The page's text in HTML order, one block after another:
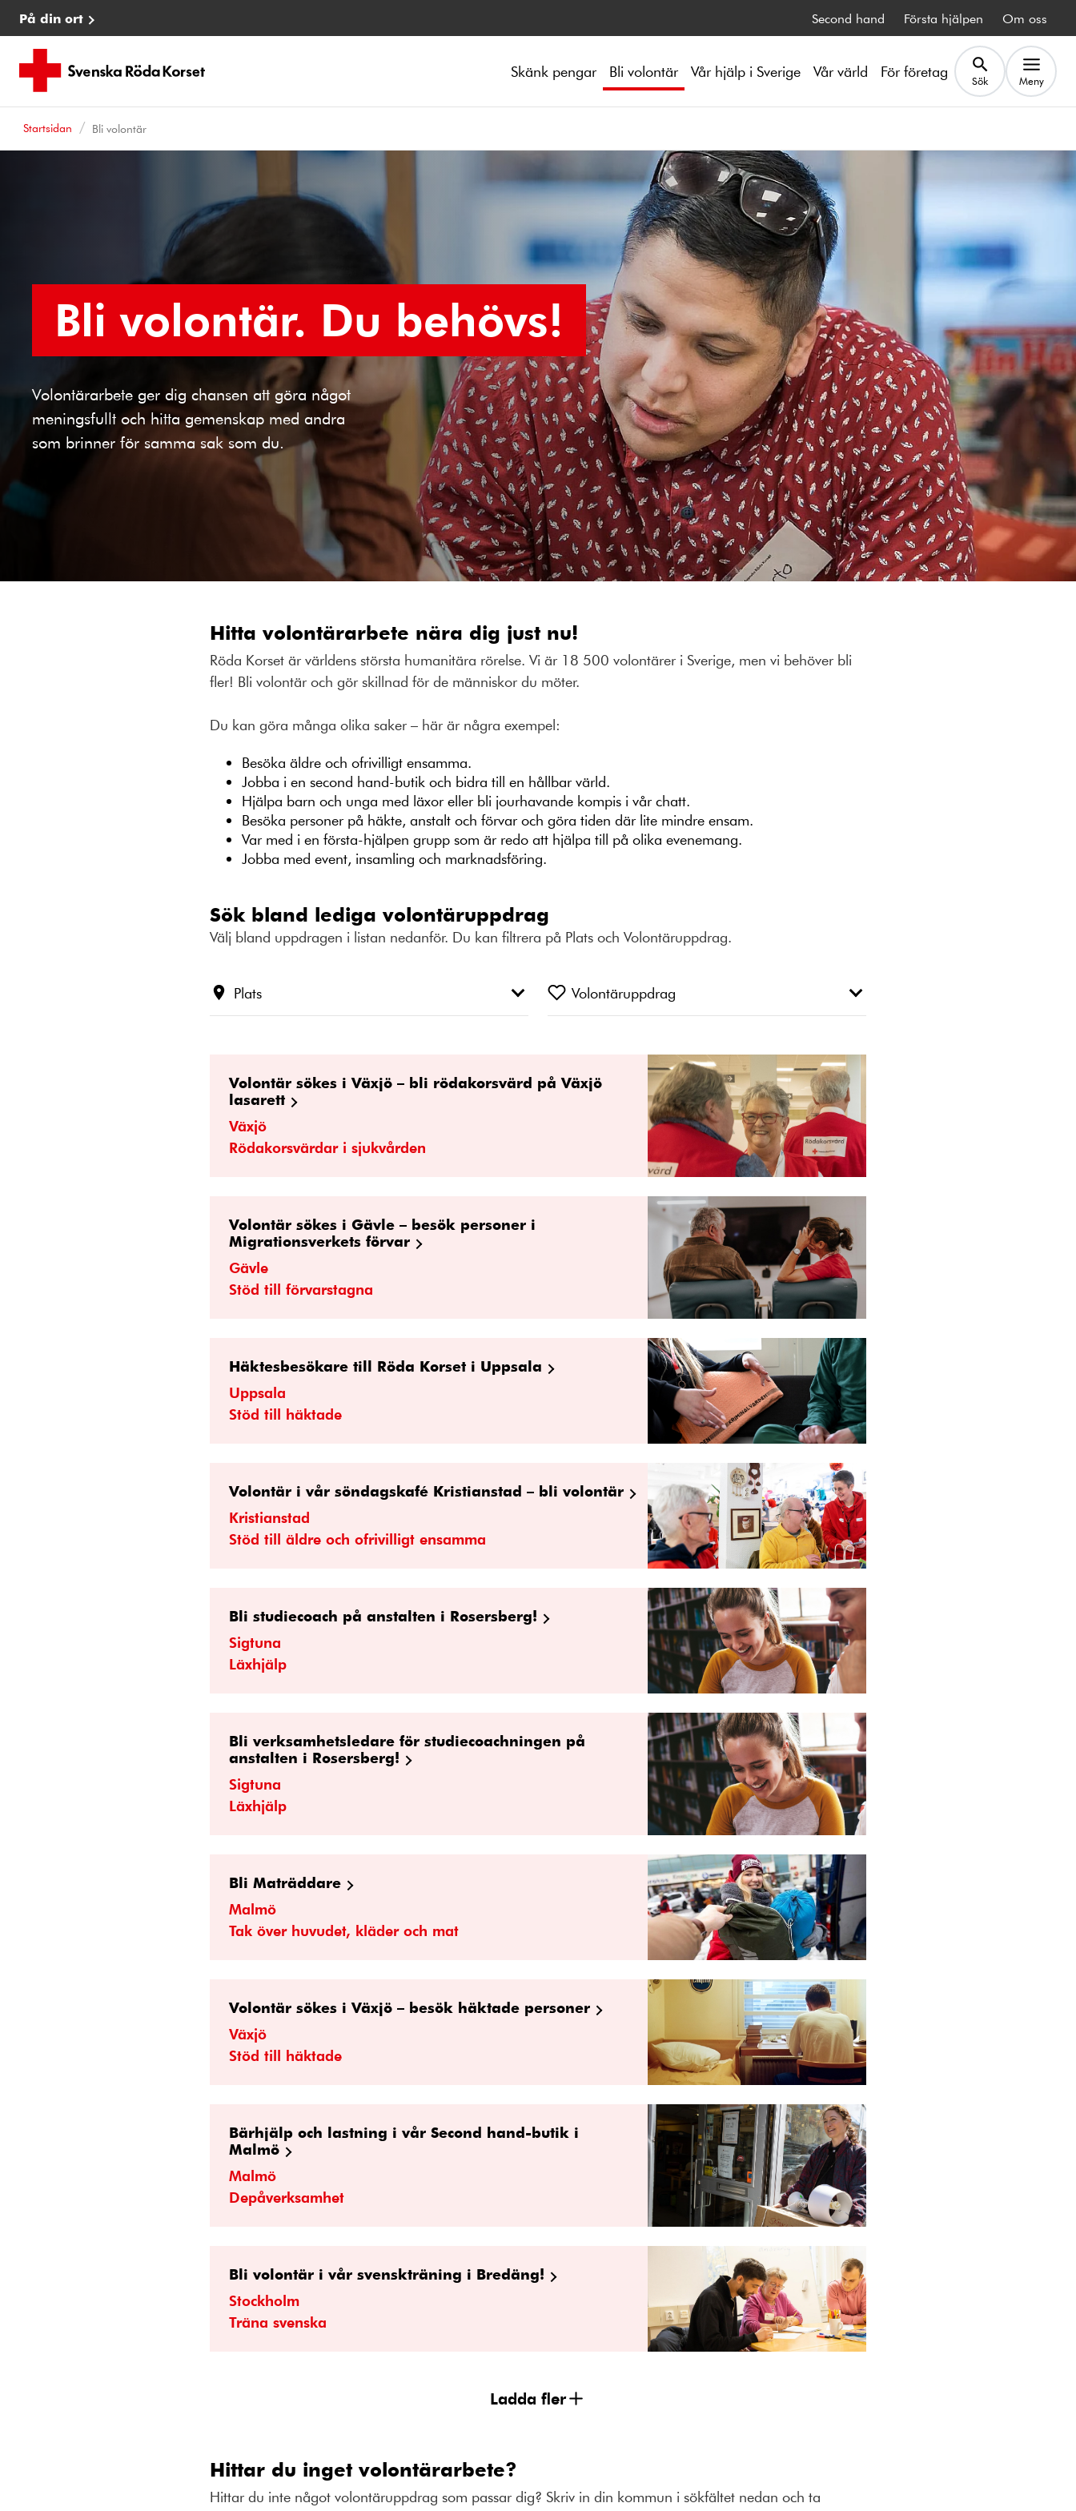
På din ort Second hand Första hjälpen Om oss
Skänk pengar Bli volontär Vår hjälp i Sverige Vår värld För företag Sök Meny
Startsidan Bli volontär
Bli volontär. Du behövs!
Volontärarbete ger dig chansen att göra något
meningsfullt och hitta gemenskap med andra
som brinner för samma sak som du.
Hitta volontärarbete nära dig just nu!
Röda Korset är världens största humanitära rörelse. Vi är 18 500 volontärer i Sverige, men vi behöver bli
fler! Bli volontär och gör skillnad för de människor du möter.
Du kan göra många olika saker – här är några exempel:
Besöka äldre och ofrivilligt ensamma.
Jobba i en second hand-butik och bidra till en hållbar värld.
Hjälpa barn och unga med läxor eller bli jourhavande kompis i vår chatt.
Besöka personer på häkte, anstalt och förvar och göra tiden där lite mindre ensam.
Var med i en första-hjälpen grupp som är redo att hjälpa till på olika evenemang.
Jobba med event, insamling och marknadsföring.
Sök bland lediga volontäruppdrag
Välj bland uppdragen i listan nedanför. Du kan filtrera på Plats och Volontäruppdrag.
Plats Volontäruppdrag
Volontär sökes i Växjö – bli rödakorsvärd på Växjö
lasarett
Växjö
Rödakorsvärdar i sjukvården
Volontär sökes i Gävle – besök personer i
Migrationsverkets förvar
Gävle
Stöd till förvarstagna
Häktesbesökare till Röda Korset i Uppsala
Uppsala
Stöd till häktade
Volontär i vår söndagskafé Kristianstad – bli volontär
Kristianstad
Stöd till äldre och ofrivilligt ensamma
Bli studiecoach på anstalten i Rosersberg!
Sigtuna
Läxhjälp
Bli verksamhetsledare för studiecoachningen på
anstalten i Rosersberg!
Sigtuna
Läxhjälp
Bli Maträddare
Malmö
Tak över huvudet, kläder och mat
Volontär sökes i Växjö – besök häktade personer
Växjö
Stöd till häktade
Bärhjälp och lastning i vår Second hand-butik i
Malmö
Malmö
Depåverksamhet
Bli volontär i vår svenskträning i Bredäng!
Stockholm
Träna svenska
Ladda fler
Hittar du inget volontärarbete?
Hittar du inte något volontäruppdrag som passar dig? Skriv in din kommun i sökfältet nedan och ta